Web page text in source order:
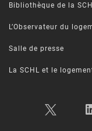
Bibliothèque de la
L’Observateur du
Salle de presse
La SCHL et le